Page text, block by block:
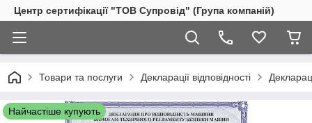
Центр сертифікації "ТОВ Супровід" (Група компаній)
Товари та послуги Декларації відповідності
Найчастіше купують